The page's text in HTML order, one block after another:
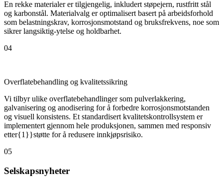
En rekke materialer er tilgjengelig, inkludert støpejern, rustfritt stål
og karbonstål. Materialvalg er optimalisert basert på arbeidsforhold
som belastningskrav, korrosjonsmotstand og bruksfrekvens, noe som
sikrer langsiktig-ytelse og holdbarhet.
04
Overflatebehandling og kvalitetssikring
Vi tilbyr ulike overflatebehandlinger som pulverlakkering,
galvanisering og anodisering for å forbedre korrosjonsmotstanden
og visuell konsistens. Et standardisert kvalitetskontrollsystem er
implementert gjennom hele produksjonen, sammen med responsiv
etter{1}}støtte for å redusere innkjøpsrisiko.
05
Selskapsnyheter